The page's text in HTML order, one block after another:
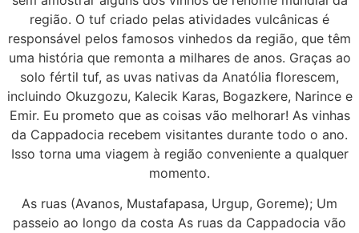
região. O tuf criado pelas atividades vulcânicas é
responsável pelos famosos vinhedos da região, que têm
uma história que remonta a milhares de anos. Graças ao
solo fértil tuf, as uvas nativas da Anatólia florescem,
incluindo Okuzgozu, Kalecik Karas, Bogazkere, Narince e
Emir. Eu prometo que as coisas vão melhorar! As vinhas
da Cappadocia recebem visitantes durante todo o ano.
Isso torna uma viagem à região conveniente a qualquer
momento.
As ruas (Avanos, Mustafapasa, Urgup, Goreme); Um
passeio ao longo da costa As ruas da Cappadocia vão